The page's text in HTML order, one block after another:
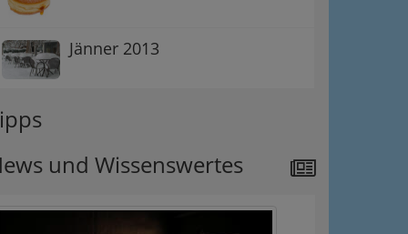
Jänner 2013
und Wissenswertes